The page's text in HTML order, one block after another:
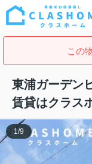
この
東浦ガーデ
賃貸はクラス
1/9